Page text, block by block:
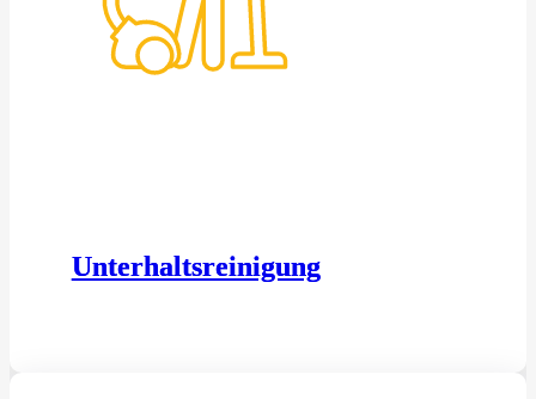
Unterhaltsreinigung